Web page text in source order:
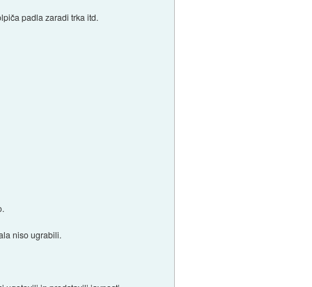
padla zaradi trka itd.
niso ugrabili.